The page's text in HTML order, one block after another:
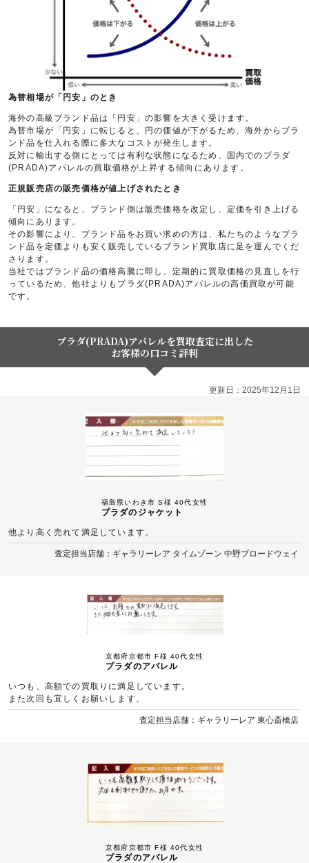
為替相場が「円安」のとき
海外の高級ブランド品は「円安」の影響を大きく受けます。
為替市場が「円安」に転じると、円の価値が下がるため、海外からブラ
ンド品を仕入れる際に多大なコストが発生します。
反対に輸出する側にとっては有利な状態になるため、国内でのプラダ
(PRADA)アパレルの買取価格が上昇する傾向にあります。
正規販売店の販売価格が値上げされたとき
「円安」になると、ブランド側は販売価格を改定し、定価を引き上げる
傾向にあります。
その影響により、ブランド品をお買い求めの方は、私たちのようなブラ
ンド品を定価よりも安く販売しているブランド買取店に足を運んでくだ
さります。
当社ではブランド品の価格高騰に即し、定期的に買取価格の見直しを行
っているため、他社よりもプラダ(PRADA)アパレルの高価買取が可能
です。
プラダ(PRADA)アパレルを買取査定に出した
お客様の口コミ評判
更新日：2025年12月1日
福島県いわき市 S様 40代女性
プラダのジャケット
他より高く売れて満足しています。
査定担当店舗：ギャラリーレア タイムゾーン 中野ブロードウェイ
京都府京都市 F様 40代女性
プラダのアパレル
いつも、高額での買取りに満足しています。
また次回も宜しくお願いします。
査定担当店舗：ギャラリーレア 東心斎橋店
京都府京都市 F様 40代女性
プラダのアパレル